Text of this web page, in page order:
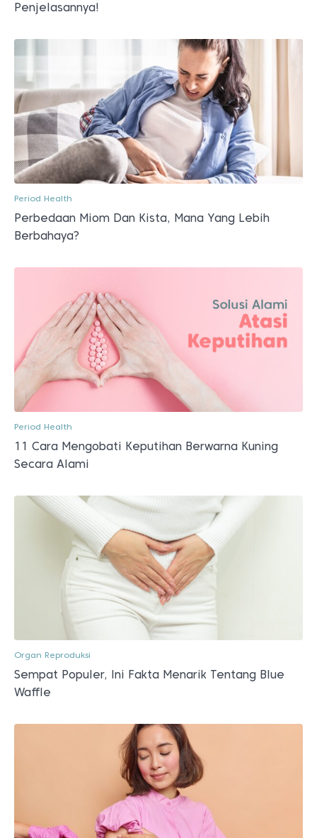
Penjelasannya!
Period Health
Perbedaan Miom Dan Kista, Mana Yang Lebih
Berbahaya?
Period Health
11 Cara Mengobati Keputihan Berwarna Kuning
Secara Alami
Organ Reproduksi
Sempat Populer, Ini Fakta Menarik Tentang Blue
Waffle